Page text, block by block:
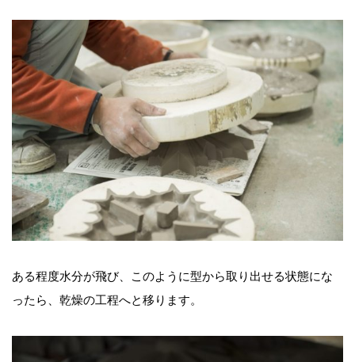
ある程度水分が飛び、このように型から取り出せる状態にな
ったら、乾燥の工程へと移ります。